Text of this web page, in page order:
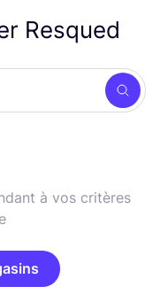
Resqued
à vos critères